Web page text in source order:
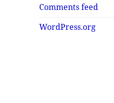
Comments feed
WordPress.org